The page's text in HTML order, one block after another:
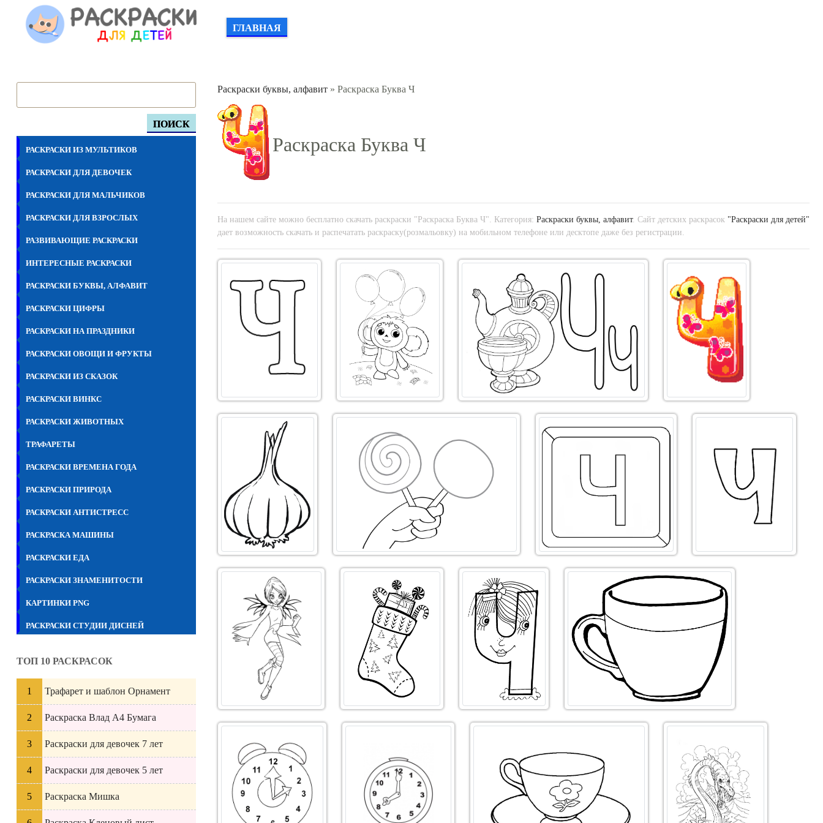
ГЛАВНАЯ
ПОИСК
РАСКРАСКИ ИЗ МУЛЬТИКОВ
РАСКРАСКИ ДЛЯ ДЕВОЧЕК
РАСКРАСКИ ДЛЯ МАЛЬЧИКОВ
РАСКРАСКИ ДЛЯ ВЗРОСЛЫХ
РАЗВИВАЮЩИЕ РАСКРАСКИ
ИНТЕРЕСНЫЕ РАСКРАСКИ
РАСКРАСКИ БУКВЫ, АЛФАВИТ
РАСКРАСКИ ЦИФРЫ
РАСКРАСКИ НА ПРАЗДНИКИ
РАСКРАСКИ ОВОЩИ И ФРУКТЫ
РАСКРАСКИ ИЗ СКАЗОК
РАСКРАСКИ ВИНКС
РАСКРАСКИ ЖИВОТНЫХ
ТРАФАРЕТЫ
РАСКРАСКИ ВРЕМЕНА ГОДА
РАСКРАСКИ ПРИРОДА
РАСКРАСКИ АНТИСТРЕСС
РАСКРАСКА МАШИНЫ
РАСКРАСКИ ЕДА
РАСКРАСКИ ЗНАМЕНИТОСТИ
КАРТИНКИ PNG
РАСКРАСКИ СТУДИИ ДИСНЕЙ
ТОП 10 РАСКРАСОК
Трафарет и шаблон Орнамент
Раскраска Влад А4 Бумага
Раскраски для девочек 7 лет
Раскраски для девочек 5 лет
Раскраска Мишка
Раскраски буквы, алфавит» Раскраска Буква Ч
Раскраска Буква Ч
На нашем сайте можно бесплатно скачать раскраски "Раскраска Буква Ч". Категория: Раскраски буквы, алфавит. Сайт детских раскрасок "Раскраски для детей"
дает возможность скачать и распечатать раскраску(розмальовку) на мобильном телефоне или десктопе даже без регистрации.